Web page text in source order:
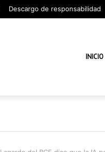
Descargo de responsabilidad
INICIO